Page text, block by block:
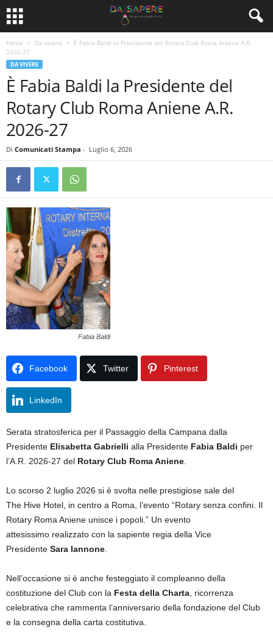
Home Da vivere
È Fabia Baldi la Presidente del Rotary Club Roma Aniene A.R.
2026-27
DA VIVERE
È Fabia Baldi la Presidente del
Rotary Club Roma Aniene A.R.
2026-27
Di Comunicati Stampa - Luglio 6, 2026
Fabia Baldi
Facebook Twitter Pinterest
LinkedIn
Serata stratosferica per il Passaggio della Campana dalla
Presidente Elisabetta Gabrielli alla Presidente Fabia Baldi per
l’A.R. 2026-27 del Rotary Club Roma Aniene
Lo scorso 2 luglio 2026 si è svolta nelle prestigiose sale del
The Hive Hotel, in centro a Roma, l’evento “Rotary senza confini. Il
Rotary Roma Aniene unisce i popoli.” Un evento
attesissimo realizzato con la sapiente regia della Vice
Presidente Sara Iannone
Nell’occasione si è anche festeggiato il compleanno della
costituzione del Club con la Festa della Charta , ricorrenza
celebrativa che rammenta l’anniversario della fondazione del Club
e la consegna della carta costitutiva.